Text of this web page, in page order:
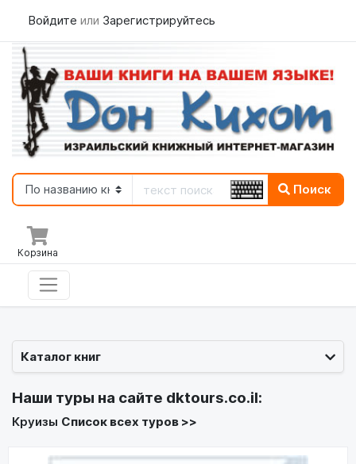
Войдите или Зарегистрируйтесь
Поиск
Корзина
Каталог книг
Наши туры на сайте dktours.co.il:
Круизы Список всех туров >>